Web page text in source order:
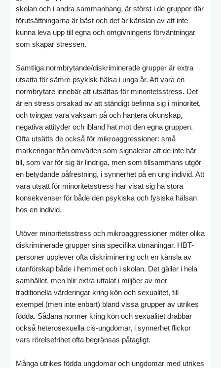
skolan och i andra sammanhang, är störst i de grupper där
förutsättningarna är bäst och det är känslan av att inte
kunna leva upp till egna och omgivningens förväntningar
som skapar stressen.
Samtliga normbrytande/diskriminerade grupper är extra
utsatta för sämre psykisk hälsa i unga år. Att vara en
normbrytare innebär att utsättas för minoritetsstress. Det
är en stress orsakad av att ständigt befinna sig i minoritet,
och tvingas vara vaksam på och hantera okunskap,
negativa attityder och ibland hat mot den egna gruppen.
Ofta utsätts de också för mikroaggressioner: små
markeringar från omvärlen som signalerar att de inte här
till, som var för sig är lindriga, men som tillsammans utgör
en betydande påfrestning, i synnerhet på en ung individ. Att
vara utsatt för minoritetsstress har visat sig ha stora
konsekvenser för både den psykiska och fysiska hälsan
hos en individ.
Utöver minoritetsstress och mikroaggressioner möter olika
diskriminerade grupper sina specifika utmaningar. HBT-
personer upplever ofta diskriminering och en känsla av
utanförskap både i hemmet och i skolan. Det gäller i hela
samhället, men blir extra uttalat i miljöer av mer
traditionella värderingar kring kön och sexualitet, till
exempel (men inte enbart) bland vissa grupper av utrikes
födda. Sådana normer kring kön och sexualitet drabbar
också heterosexuella cis-ungdomar, i synnerhet flickor
vars rörelsefrihet ofta begränsas påtagligt.
Många utrikes födda ungdomar och ungdomar med utrikes